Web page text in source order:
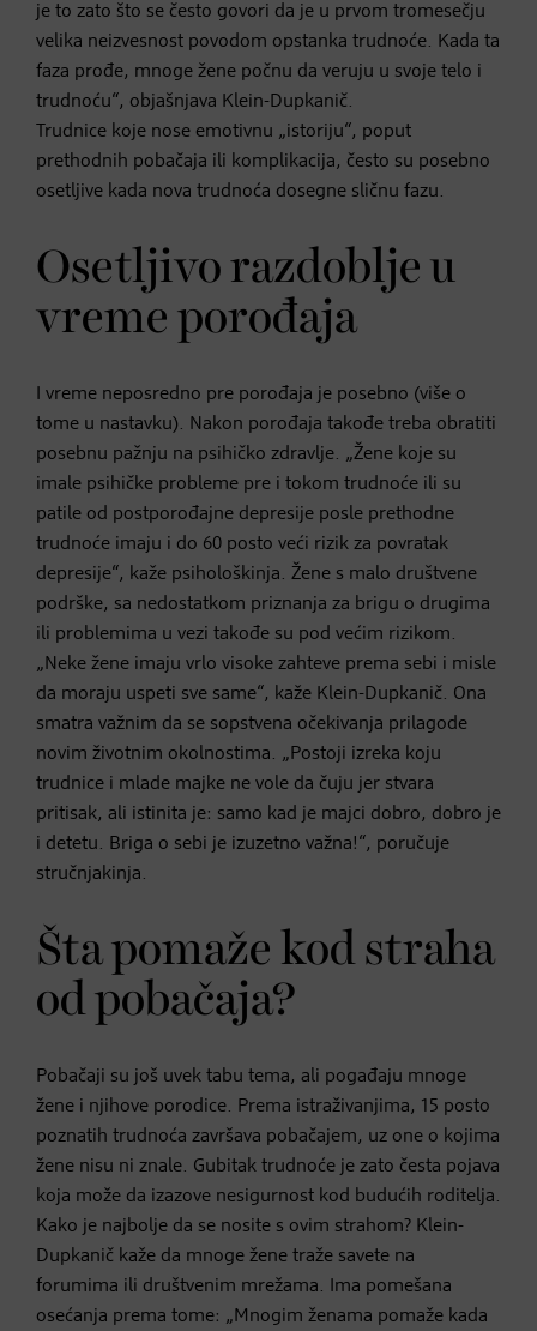
je to zato što se često govori da je u prvom tromesečju
velika neizvesnost povodom opstanka trudnoće. Kada ta
faza prođe, mnoge žene počnu da veruju u svoje telo i
trudnoću“, objašnjava Klein-Dupkanič.
Trudnice koje nose emotivnu „istoriju“, poput
prethodnih pobačaja ili komplikacija, često su posebno
osetljive kada nova trudnoća dosegne sličnu fazu.
Osetljivo razdoblje u
vreme porođaja
I vreme neposredno pre porođaja je posebno (više o
tome u nastavku). Nakon porođaja takođe treba obratiti
posebnu pažnju na psihičko zdravlje. „Žene koje su
imale psihičke probleme pre i tokom trudnoće ili su
patile od postporođajne depresije posle prethodne
trudnoće imaju i do 60 posto veći rizik za povratak
depresije“, kaže psihološkinja. Žene s malo društvene
podrške, sa nedostatkom priznanja za brigu o drugima
ili problemima u vezi takođe su pod većim rizikom.
„Neke žene imaju vrlo visoke zahteve prema sebi i misle
da moraju uspeti sve same“, kaže Klein-Dupkanič. Ona
smatra važnim da se sopstvena očekivanja prilagode
novim životnim okolnostima. „Postoji izreka koju
trudnice i mlade majke ne vole da čuju jer stvara
pritisak, ali istinita je: samo kad je majci dobro, dobro je
i detetu. Briga o sebi je izuzetno važna!“, poručuje
stručnjakinja.
Šta pomaže kod straha
od pobačaja?
Pobačaji su još uvek tabu tema, ali pogađaju mnoge
žene i njihove porodice. Prema istraživanjima, 15 posto
poznatih trudnoća završava pobačajem, uz one o kojima
žene nisu ni znale. Gubitak trudnoće je zato česta pojava
koja može da izazove nesigurnost kod budućih roditelja.
Kako je najbolje da se nosite s ovim strahom? Klein-
Dupkanič kaže da mnoge žene traže savete na
forumima ili društvenim mrežama. Ima pomešana
osećanja prema tome: „Mnogim ženama pomaže kada